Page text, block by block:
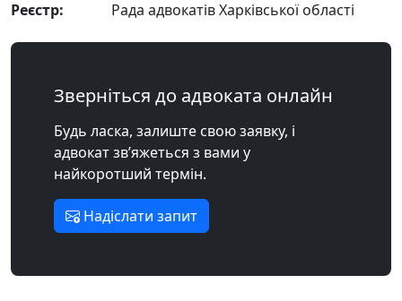
Реєстр:
Рада адвокатів Харківської області
Зверніться до адвоката онлайн
Будь ласка, залиште свою заявку, і
адвокат зв’яжеться з вами у
найкоротший термін.
Надіслати запит